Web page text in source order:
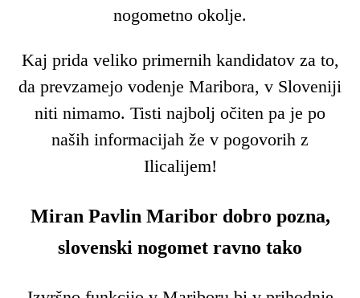
nogometno okolje.
Kaj prida veliko primernih kandidatov za to,
da prevzamejo vodenje Maribora, v Sloveniji
niti nimamo. Tisti najbolj očiten pa je po
naših informacijah že v pogovorih z
Ilicalijem!
Miran Pavlin Maribor dobro pozna,
slovenski nogomet ravno tako